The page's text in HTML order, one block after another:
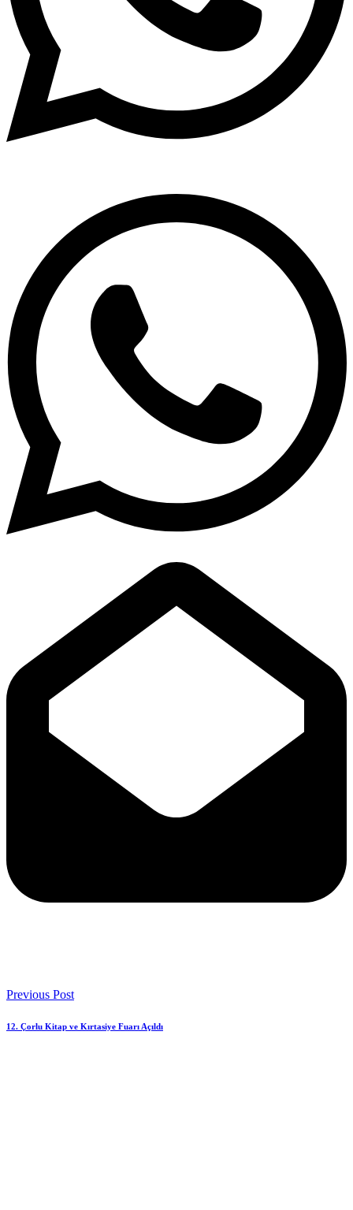
Previous Post
12. Çorlu Kitap ve Kırtasiye Fuarı Açıldı